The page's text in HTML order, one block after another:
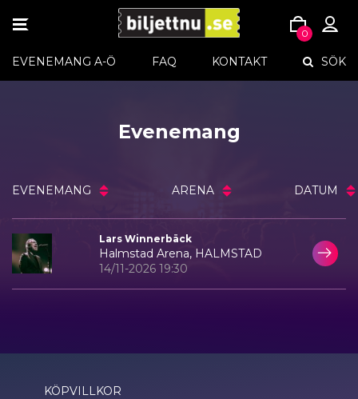
to
content
TOGGLE
0
EVENEMANG A-Ö FAQ KONTAKT SÖK
Evenemang
EVENEMANG ARENA DATUM
Lars Winnerbäck
Halmstad Arena, HALMSTAD
14/11-2026 19:30
KÖPVILLKOR